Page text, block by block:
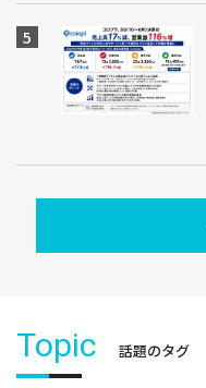
Topic 話題のタグ